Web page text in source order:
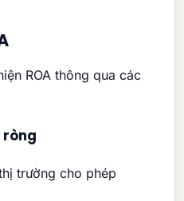
ROA thông qua các
ròng
trường cho phép